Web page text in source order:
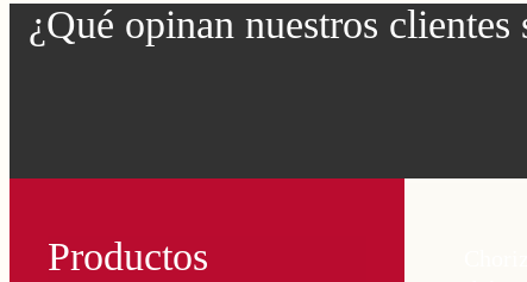
¿Qué opinan nuestros clientes
Productos